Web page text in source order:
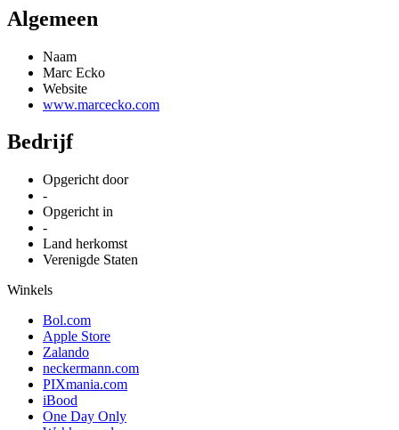
Algemeen
Naam
Marc Ecko
Website
www.marcecko.com
Bedrijf
Opgericht door
-
Opgericht in
-
Land herkomst
Verenigde Staten
Winkels
Bol.com
Apple Store
Zalando
neckermann.com
PIXmania.com
iBood
One Day Only